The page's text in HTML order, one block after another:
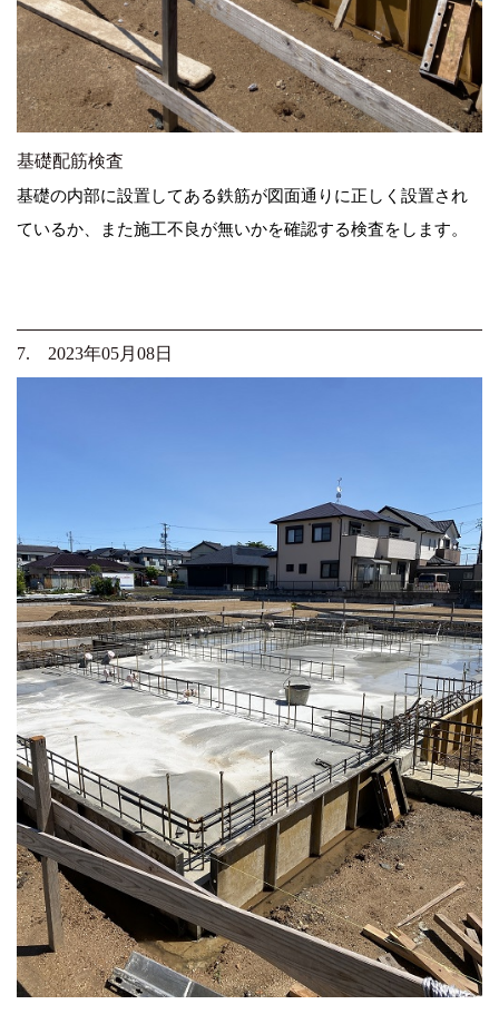
基礎配筋検査
基礎の内部に設置してある鉄筋が図面通りに正しく設置され
ているか、また施工不良が無いかを確認する検査をします。
7. 2023年05月08日